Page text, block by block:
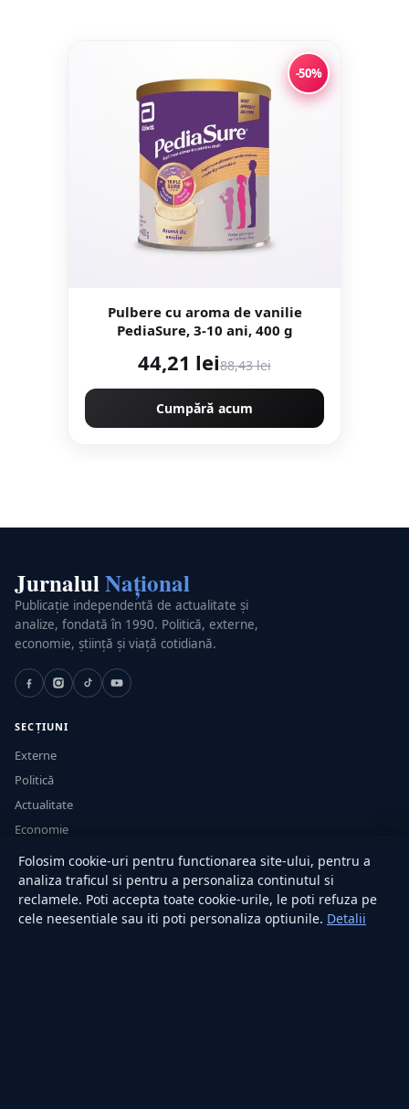
-50%
Pulbere cu aroma de vanilie
PediaSure, 3-10 ani, 400 g
44,21 lei88,43 lei
Cumpără acum
JurnalulNațional
Publicație independentă de actualitate și
analize, fondată în 1990. Politică, externe,
economie, știință și viață cotidiană.
SECȚIUNI
Externe
Politică
Actualitate
Economie
Sănătate
Utile
RUBRICI
Folosim cookie-uri pentru functionarea site-ului, pentru a
analiza traficul si pentru a personaliza continutul si
reclamele. Poti accepta toate cookie-urile, le poti refuza pe
cele neesentiale sau iti poti personaliza optiunile. Detalii